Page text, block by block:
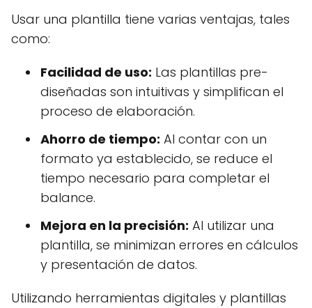
Usar una plantilla tiene varias ventajas, tales
como:
Facilidad de uso: Las plantillas pre-
diseñadas son intuitivas y simplifican el
proceso de elaboración.
Ahorro de tiempo: Al contar con un
formato ya establecido, se reduce el
tiempo necesario para completar el
balance.
Mejora en la precisión: Al utilizar una
plantilla, se minimizan errores en cálculos
y presentación de datos.
Utilizando herramientas digitales y plantillas